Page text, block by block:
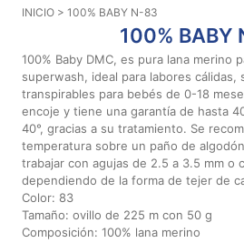
Aviso De
2026
Diseños
Para
Bordar
Distribuidores
INICIO > 100% BABY N-83
100% BABY
100% Baby DMC, es pura lana merino
superwash, ideal para labores cálidas,
transpirables para bebés de 0-18
encoje y tiene una garantía de hasta
40°, gracias a su tratamiento. Se
temperatura sobre un paño de
trabajar con agujas de 2.5 a 3.5 mm o
dependiendo de la forma de tejer de
Color: 83
Tamaño: ovillo de 225 m con 50 g
Composición: 100% lana merino